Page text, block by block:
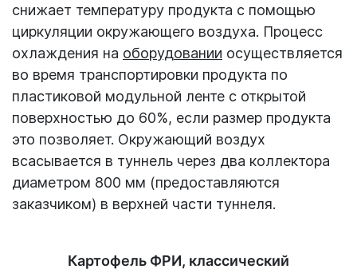
снижает температуру продукта с помощью
циркуляции окружающего воздуха. Процесс
охлаждения на оборудовании осуществляется
во время транспортировки продукта по
пластиковой модульной ленте с открытой
поверхностью до 60%, если размер продукта
это позволяет. Окружающий воздух
всасывается в туннель через два коллектора
диаметром 800 мм (предоставляются
заказчиком) в верхней части туннеля.
Картофель ФРИ, классический